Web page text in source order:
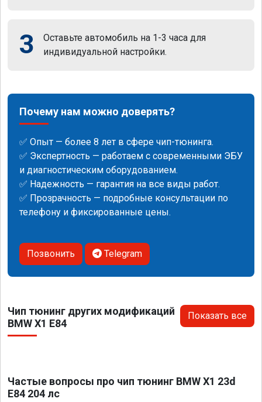
3
Оставьте автомобиль на 1-3 часа для
индивидуальной настройки.
Почему нам можно доверять?
✅ Опыт — более 8 лет в сфере чип-тюнинга.
✅ Экспертность — работаем с современными ЭБУ
и диагностическим оборудованием.
✅ Надежность — гарантия на все виды работ.
✅ Прозрачность — подробные консультации по
телефону и фиксированные цены.
Позвонить Telegram
Чип тюнинг других модификаций
BMW X1 E84
Показать все
Частые вопросы про чип тюнинг BMW X1 23d
E84 204 лс